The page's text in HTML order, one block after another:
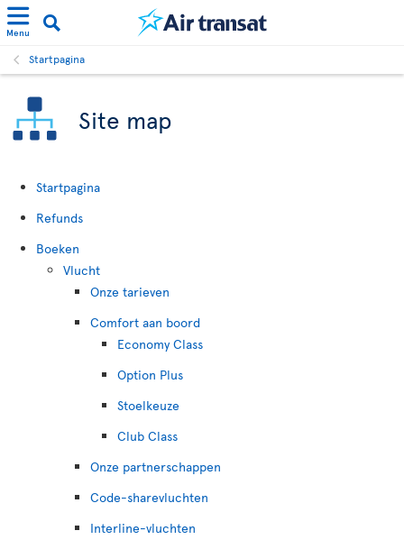
Menu
Startpagina
Site map
Startpagina
Refunds
Boeken
Vlucht
Onze tarieven
Comfort aan boord
Economy Class
Option Plus
Stoelkeuze
Club Class
Onze partnerschappen
Code-sharevluchten
Interline-vluchten